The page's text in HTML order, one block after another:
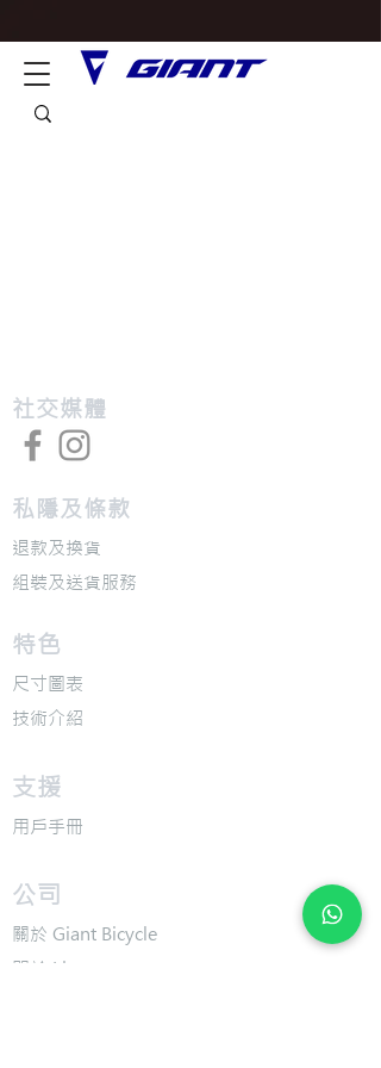
​社交媒體
私隱及條款
退款及換貨
​組裝及送貨服務
​特色
​尺寸圖表
​技術介紹
​支援
​用戶手冊
​公司
​關於 Giant Bicycle
​關於 Liv